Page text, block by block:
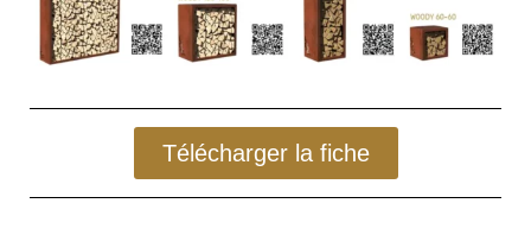
Télécharger la fiche